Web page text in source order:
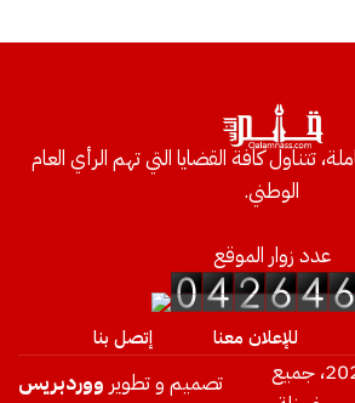
تتناول كافة القضايا التي تهم الرأي العام
الوطني.
عدد زوار الموقع
للإعلان معنا إتصل بنا
قلم الناس © 2026، جميع
تصميم و تطوير ووردبريس